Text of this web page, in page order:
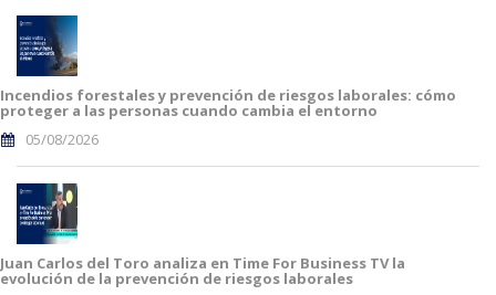
Incendios forestales y prevención de riesgos laborales: cómo
proteger a las personas cuando cambia el entorno
05/08/2026
Juan Carlos del Toro analiza en Time For Business TV la
evolución de la prevención de riesgos laborales